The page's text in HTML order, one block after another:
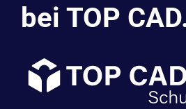
bei TOP